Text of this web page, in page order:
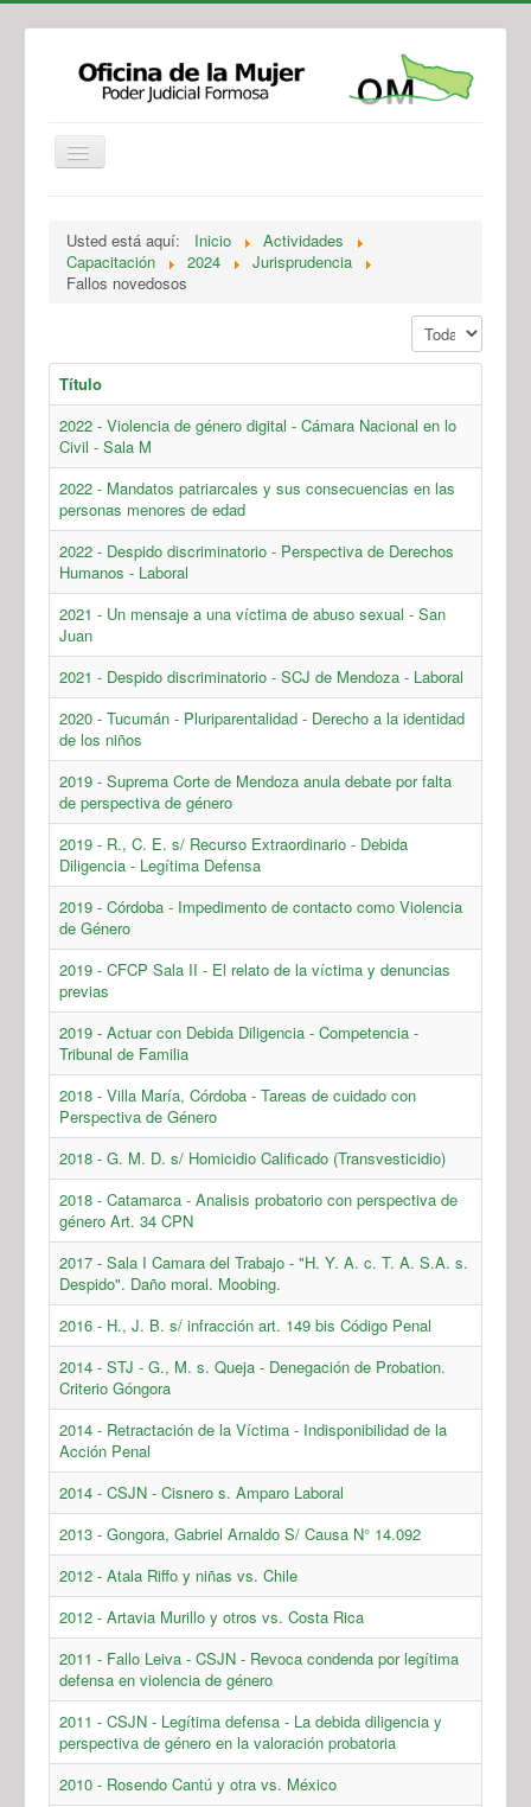
Legislación
Novedades
Recursos y Servicios de Atención
Usted está aquí: Inicio
Actividades
Capacitación
2024
Jurisprudencia
Fallos novedosos
Mostrar #
Título
2022 - Violencia de género digital - Cámara Nacional en lo
Civil - Sala M
2022 - Mandatos patriarcales y sus consecuencias en las
personas menores de edad
2022 - Despido discriminatorio - Perspectiva de Derechos
Humanos - Laboral
2021 - Un mensaje a una víctima de abuso sexual - San
Juan
2021 - Despido discriminatorio - SCJ de Mendoza - Laboral
2020 - Tucumán - Pluriparentalidad - Derecho a la identidad
de los niños
2019 - Suprema Corte de Mendoza anula debate por falta
de perspectiva de género
2019 - R., C. E. s/ Recurso Extraordinario - Debida
Diligencia - Legítima Defensa
2019 - Córdoba - Impedimento de contacto como Violencia
de Género
2019 - CFCP Sala II - El relato de la víctima y denuncias
previas
2019 - Actuar con Debida Diligencia - Competencia -
Tribunal de Familia
2018 - Villa María, Córdoba - Tareas de cuidado con
Perspectiva de Género
2018 - G. M. D. s/ Homicidio Calificado (Transvesticidio)
2018 - Catamarca - Analisis probatorio con perspectiva de
género Art. 34 CPN
2017 - Sala I Camara del Trabajo - "H. Y. A. c. T. A. S.A. s.
Despido". Daño moral. Moobing.
2016 - H., J. B. s/ infracción art. 149 bis Código Penal
2014 - STJ - G., M. s. Queja - Denegación de Probation.
Criterio Góngora
2014 - Retractación de la Víctima - Indisponibilidad de la
Acción Penal
2014 - CSJN - Cisnero s. Amparo Laboral
2013 - Gongora, Gabriel Arnaldo S/ Causa N° 14.092
2012 - Atala Riffo y niñas vs. Chile
2012 - Artavia Murillo y otros vs. Costa Rica
2011 - Fallo Leiva - CSJN - Revoca condenda por legítima
defensa en violencia de género
2011 - CSJN - Legítima defensa - La debida diligencia y
perspectiva de género en la valoración probatoria
2010 - Rosendo Cantú y otra vs. México